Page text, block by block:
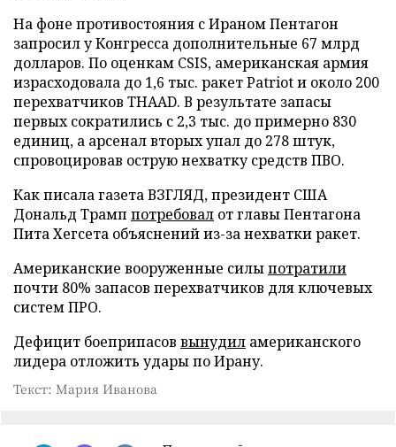
На фоне противостояния с Ираном Пентагон
запросил у Конгресса дополнительные 67 млрд
долларов. По оценкам CSIS, американская армия
израсходовала до 1,6 тыс. ракет Patriot и около 200
перехватчиков THAAD. В результате запасы
первых сократились с 2,3 тыс. до примерно 830
единиц, а арсенал вторых упал до 278 штук,
спровоцировав острую нехватку средств ПВО.
Как писала газета ВЗГЛЯД, президент США
Дональд Трамп потребовал от главы Пентагона
Пита Хегсета объяснений из-за нехватки ракет.
Американские вооруженные силыпотратили
почти 80% запасов перехватчиков для ключевых
систем ПРО.
Дефицит боеприпасов вынудил американского
лидера отложить удары по Ирану.
Текст: Мария Иванова